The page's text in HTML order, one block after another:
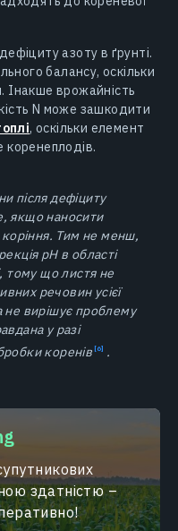
азоту в ґрунті.
балансу, оскільки
Інакше врожайність
N може зашкодити
, оскільки елемент
коренеплодів.
після дефіциту
якщо наносити
Тим не менш,
pH в області
тому що листя не
речовин усієї
вирішує проблему
у разі
коренів .
здатністю –